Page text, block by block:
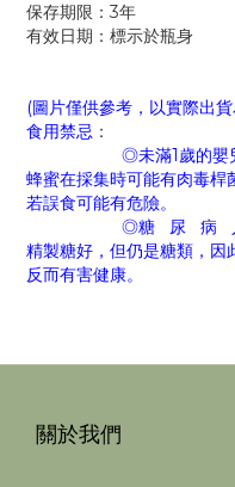
保存期限：3年
有效日期：標示於瓶身
(圖片僅供參考，以實際出貨
食用禁忌 ：
◎未滿1歲的嬰兒：未
蜂蜜在採集時可能有肉毒桿
若誤食可能有危險。
◎糖 尿 病 人：雖然
精製糖好，但仍是糖類，因
反而有害健康。
關於我們